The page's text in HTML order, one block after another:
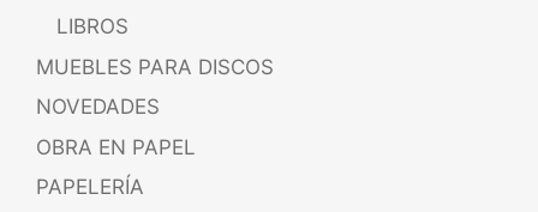
LIBROS
MUEBLES PARA DISCOS
NOVEDADES
OBRA EN PAPEL
PAPELERÍA